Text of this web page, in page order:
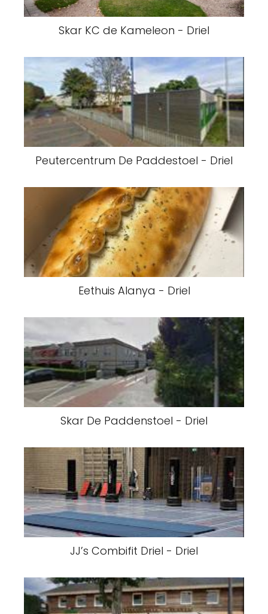
Skar KC de Kameleon - Driel
Peutercentrum De Paddestoel - Driel
Eethuis Alanya - Driel
Skar De Paddenstoel - Driel
JJ’s Combifit Driel - Driel